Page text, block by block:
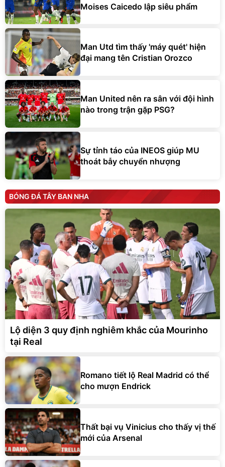
Moises Caicedo lập siêu phẩm
Man Utd tìm thấy 'máy quét' hiện
đại mang tên Cristian Orozco
Man United nên ra sân với đội hình
nào trong trận gặp PSG?
Sự tỉnh táo của INEOS giúp MU
thoát bẫy chuyển nhượng
BÓNG ĐÁ TÂY BAN NHA
Lộ diện 3 quy định nghiêm khắc của Mourinho
tại Real
Romano tiết lộ Real Madrid có thể
cho mượn Endrick
Thất bại vụ Vinicius cho thấy vị thế
mới của Arsenal